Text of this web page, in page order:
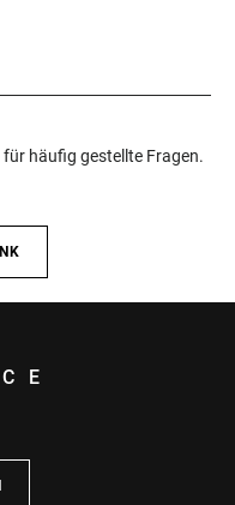
häufig gestellte Fragen.